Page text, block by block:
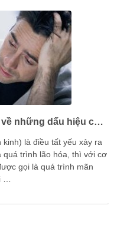
Mãn dục nam – Bạn biết gì về những dấu hiệu của nam giới trong giai đoạn này?
là điều tất yếu xảy ra
trình lão hóa, thì với cơ
gọi là quá trình mãn
…